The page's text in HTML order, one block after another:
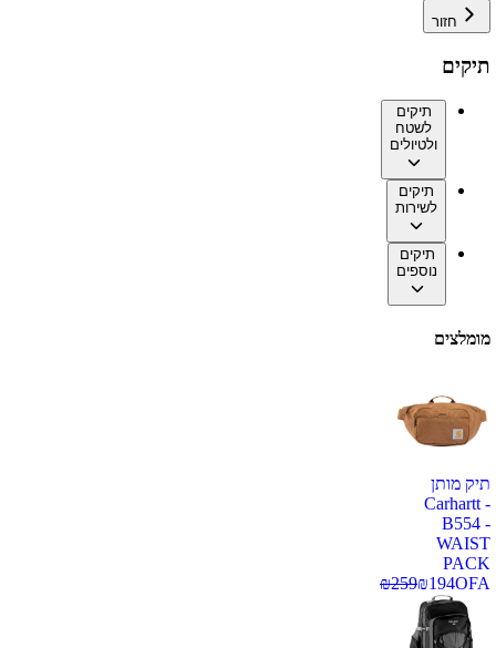
חזור
תיקים
תיקים
לשטח
ולטיולים
תיקים
לשירות
תיקים
נוספים
מומלצים
תיק מותן
Carhartt -
B554 -
WAIST
PACK
OFA
₪194
₪259